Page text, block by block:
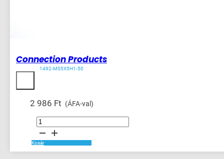
Connection Products
1492-MS5X5H1-50
2 986 Ft (ÁFA-val)
Connection
Products
mennyiség
Kosár